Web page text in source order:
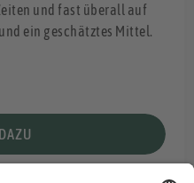
und fast überall auf
ein geschätztes Mittel.